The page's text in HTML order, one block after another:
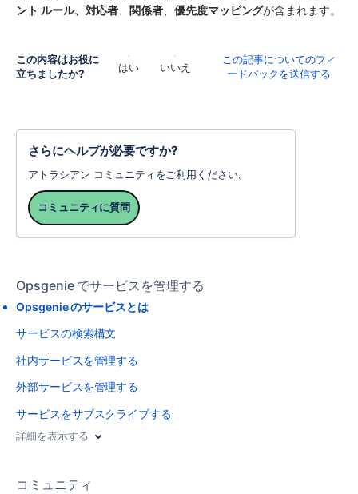
ント ルール、対応者 、関係者 優先度マッピングが含まれます。
この内容はお役に
立ちましたか?
はい いいえ
この記事についてのフィ
ードバックを送信する
さらにヘルプが必要ですか?
アトラシアン コミュニティをご利用ください。
コミュニティに質問
Opsgenie でサービスを管理する
Opsgenie のサービスとは
サービスの検索構文
社内サービスを管理する
外部サービスを管理する
サービスをサブスクライブする
詳細を表示する
コミュニティ